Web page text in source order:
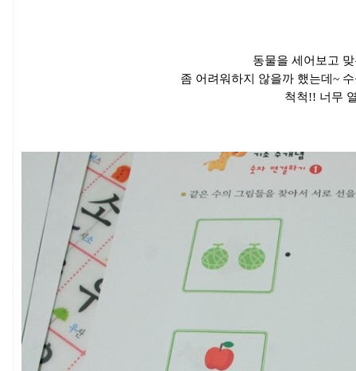
동물을 세어보고
좀 어려워하지 않을까 했는데~
척척!! 너무